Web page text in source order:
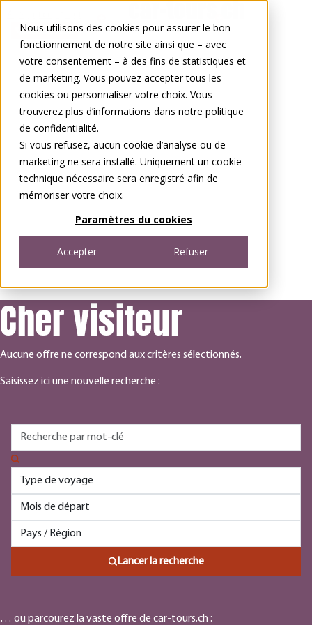
Nous utilisons des cookies pour assurer le bon
fonctionnement de notre site ainsi que – avec
votre consentement – à des fins de statistiques et
de marketing. Vous pouvez accepter tous les
cookies ou personnaliser votre choix. Vous
trouverez plus d’informations dans notre politique
de confidentialité.
Si vous refusez, aucun cookie d’analyse ou de
marketing ne sera installé. Uniquement un cookie
technique nécessaire sera enregistré afin de
mémoriser votre choix.
Paramètres du cookies
Accepter Refuser
0848 00 77 88
Cher visiteur
Aucune offre ne correspond aux critères sélectionnés.
Saisissez ici une nouvelle recherche :
Lancer la recherche
… ou parcourez la vaste offre de car-tours.ch :